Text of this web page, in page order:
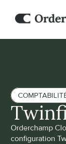
Orderchamp
configuration